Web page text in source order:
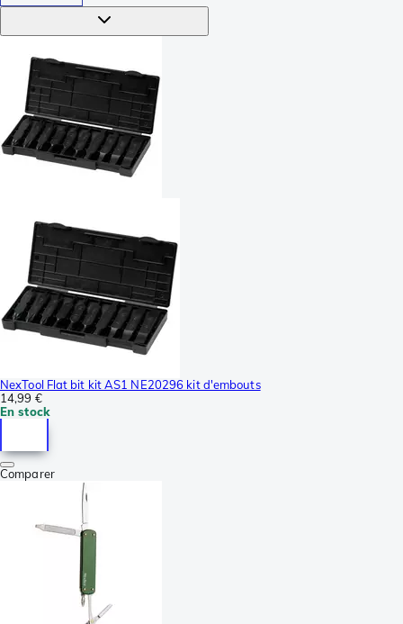
NexTool Flat bit kit AS1 NE20296 kit d'embouts
14,99 €
En stock
Comparer